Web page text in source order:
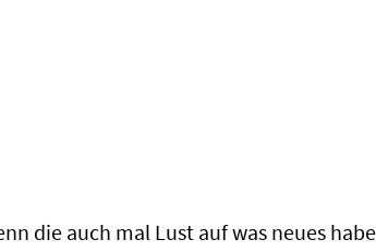
die auch mal Lust auf was neues